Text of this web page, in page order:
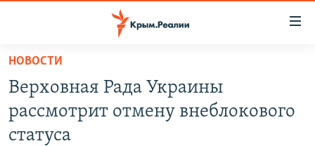
Вернуться
основному
содержанию
Вернутся
СПЕЦПРОЕКТЫ
ВОДА
НОВОСТИ
Верховная Рада Украины
рассмотрит отмену внеблокового
статуса